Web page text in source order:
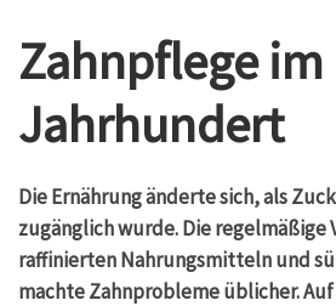
Zahnpflege im
Jahrhundert
Die Ernährung änderte sich, als
zugänglich wurde. Die regelmäßige
raffinierten Nahrungsmitteln und
machte Zahnprobleme üblicher.